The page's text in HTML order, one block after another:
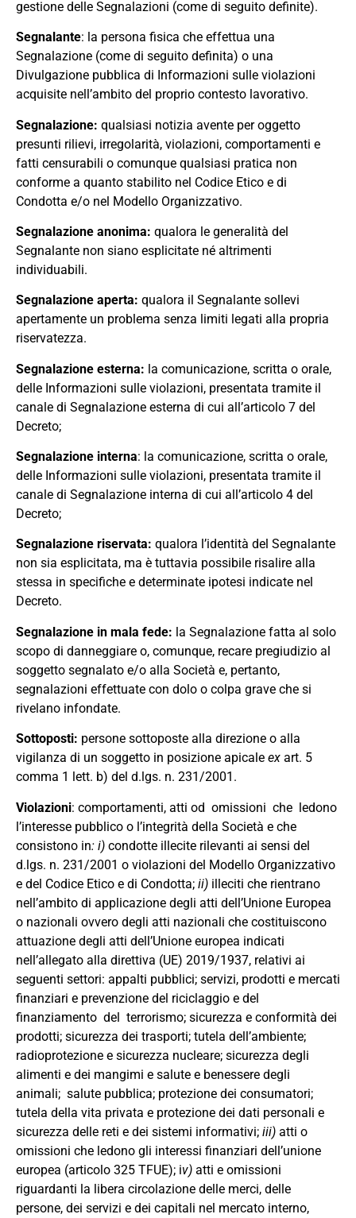
gestione delle Segnalazioni (come di seguito definite).
Segnalante: la persona fisica che effettua una
Segnalazione (come di seguito definita) o una
Divulgazione pubblica di Informazioni sulle violazioni
acquisite nell’ambito del proprio contesto lavorativo.
Segnalazione: qualsiasi notizia avente per oggetto
presunti rilievi, irregolarità, violazioni, comportamenti e
fatti censurabili o comunque qualsiasi pratica non
conforme a quanto stabilito nel Codice Etico e di
Condotta e/o nel Modello Organizzativo.
Segnalazione anonima: qualora le generalità del
Segnalante non siano esplicitate né altrimenti
individuabili.
Segnalazione aperta: qualora il Segnalante sollevi
apertamente un problema senza limiti legati alla propria
riservatezza.
Segnalazione esterna: la comunicazione, scritta o orale,
delle Informazioni sulle violazioni, presentata tramite il
canale di Segnalazione esterna di cui all’articolo 7 del
Decreto;
Segnalazione interna: la comunicazione, scritta o orale,
delle Informazioni sulle violazioni, presentata tramite il
canale di Segnalazione interna di cui all’articolo 4 del
Decreto;
Segnalazione riservata: qualora l ’identità del Segnalante
non sia esplicitata, ma è tuttavia possibile risalire alla
stessa in specifiche e determinate ipotesi indicate nel
Decreto.
Segnalazione in mala fede: la Segnalazione fatta al solo
scopo di danneggiare o, comunque, recare pregiudizio al
soggetto segnalato e/o alla Società e, pertanto,
segnalazioni effettuate con dolo o colpa grave che si
rivelano infondate.
Sottoposti: persone sottoposte alla direzione o alla
vigilanza di un soggetto in posizione apicale ex art. 5
comma 1 lett. b) del d.lgs. n. 231/2001.
Violazioni: comportamenti, atti od omissioni che ledono
l’interesse pubblico o l’integrità della Società e che
consistono in: i) condotte illecite rilevanti ai sensi del
d.lgs. n. 231/2001 o violazioni del Modello Organizzativo
e del Codice Etico e di Condotta; ii) illeciti che rientrano
nell’ambito di applicazione degli atti dell’Unione Europea
o nazionali ovvero degli atti nazionali che costituiscono
attuazione degli atti dell’Unione europea indicati
nell’allegato alla direttiva (UE) 2019/1937, relativi ai
seguenti settori: appalti pubblici; servizi, prodotti e mercati
finanziari e prevenzione del riciclaggio e del
finanziamento del terrorismo; sicurezza e conformità dei
prodotti; sicurezza dei trasporti; tutela dell’ambiente;
radioprotezione e sicurezza nucleare; sicurezza degli
alimenti e dei mangimi e salute e benessere degli
animali; salute pubblica; protezione dei consumatori;
tutela della vita privata e protezione dei dati personali e
sicurezza delle reti e dei sistemi informativi; iii) atti o
omissioni che ledono gli interessi finanziari dell’unione
europea (articolo 325 TFUE); iv) atti e omissioni
riguardanti la libera circolazione delle merci, delle
persone, dei servizi e dei capitali nel mercato interno,